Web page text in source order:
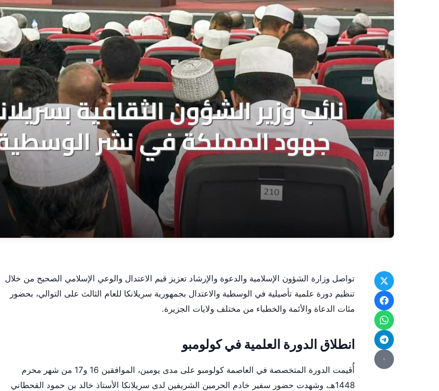
تواصل وزارة الشؤون الإسلامية والدعوة والإرشاد تعزيز قيم الاعتدال والوعي الإسلامي الصحيح من خلال
تنظيم دورة علمية تأصيلية في الوسطية والاعتدال بجمهورية سريلانكا للعام الثالث على التوالي، بحضور
مئات الدعاة والأئمة والخطباء من مختلف ولايات الجزيرة.
انطلاق الدورة العلمية في كولومبو
أُقيمت الدورة المتخصصة في العاصمة كولومبو على مدى يومين، الموافقين 16 و17 من شهر محرم
1448هـ، وشهدت حضور سفير خادم الحرمين الشريفين لدى سريلانكا الأستاذ خالد بن حمود القحطاني